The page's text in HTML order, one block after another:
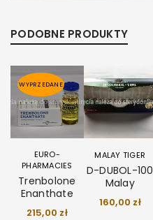
PODOBNE PRODUKTY
WYPRZEDANE
EURO-
PHARMACIES
Trenbolone
Enanthate
215,00 zł
MALAY TIGER
D-DUBOL-100
Malay
160,00 zł